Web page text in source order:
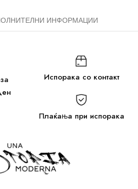
ИНФОРМАЦИИ
Испорака со контакт
Плаќања при испорака